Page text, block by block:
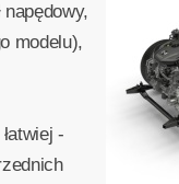
modelu),
-